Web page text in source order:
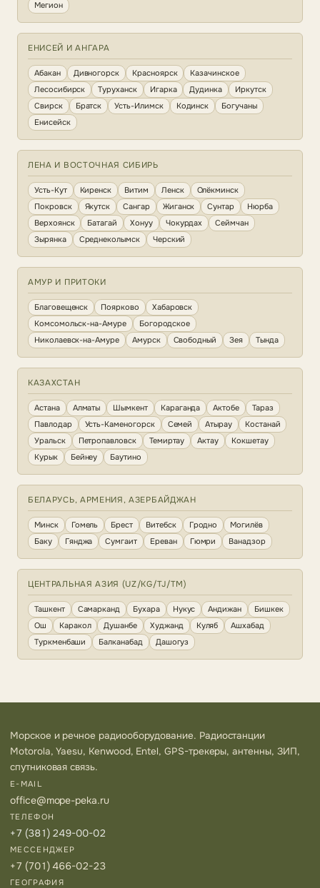
Мегион
ЕНИСЕЙ И АНГАРА
Абакан Дивногорск Красноярск
Казачинское
Лесосибирск
Туруханск Игарка Дудинка
Иркутск
Свирск
Братск Усть-Илимск Кодинск
Богучаны
Енисейск
ЛЕНА И ВОСТОЧНАЯ СИБИРЬ
Усть-Кут Киренск Витим Ленск
Олёкминск
Покровск
Якутск Сангар Жиганск Сунтар
Нюрба
Верхоянск
Батагай Хонуу Чокурдах
Сеймчан
Зырянка
Среднеколымск Черский
АМУР И ПРИТОКИ
Благовещенск Поярково
Хабаровск
Комсомольск-на-Амуре
Богородское
Николаевск-на-Амуре
Амурск Свободный Зея Тында
КАЗАХСТАН
Астана Алматы Шымкент Караганда Актобе
Тараз
Павлодар
Усть-Каменогорск Семей Атырау
Костанай
Уральск
Петропавловск Темиртау Актау
Кокшетау
Курык
Бейнеу Баутино
БЕЛАРУСЬ, АРМЕНИЯ, АЗЕРБАЙДЖАН
Минск Гомель Брест Витебск Гродно
Могилёв
Баку
Гянджа Сумгаит Ереван Гюмри Ванадзор
ЦЕНТРАЛЬНАЯ АЗИЯ (UZ/KG/TJ/TM)
Ташкент Самарканд Бухара Нукус Андижан
Бишкек
Ош
Каракол Душанбе Худжанд Куляб
Ашхабад
Туркменбаши
Балканабад Дашогуз
Морское и речное радиооборудование. Радиостанции
Motorola, Yaesu, Kenwood, Entel, GPS-трекеры, антенны, ЗИП,
спутниковая связь.
E-MAIL
office@mope-peka.ru
ТЕЛЕФОН
+7 (381) 249-00-02
МЕССЕНДЖЕР
+7 (701) 466-02-23
ГЕОГРАФИЯ